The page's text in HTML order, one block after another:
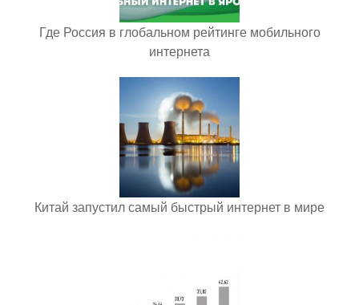
Где Россия в глобальном рейтинге мобильного
интернета
Китай запустил самый быстрый интернет в мире